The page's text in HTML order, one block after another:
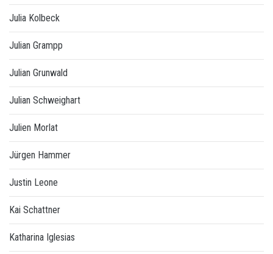
Julia Kolbeck
Julian Grampp
Julian Grunwald
Julian Schweighart
Julien Morlat
Jürgen Hammer
Justin Leone
Kai Schattner
Katharina Iglesias